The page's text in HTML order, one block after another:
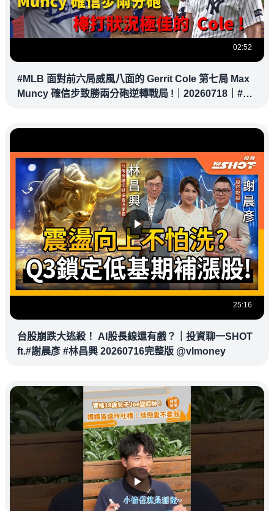
02:52
#MLB 面對前六局威風八面的 Gerrit Cole 第七局 Max
Muncy 確信步致勝兩分砲逆轉戰局 !｜20260718｜#洛
25:16
台股崩跌大逃殺！ AI股長線還有戲？｜投資聊一SHOT
ft.#謝晨彥 #林昌興 20260716完整版 @vlmoney